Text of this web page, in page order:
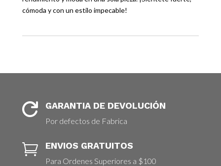
cómoda y con un estilo impecable!
 GARANTIA DE DEVOLUCIÓN
Por defectos de Fabrica
 ENVIOS GRATUITOS
Para Ordenes Superiores a $100